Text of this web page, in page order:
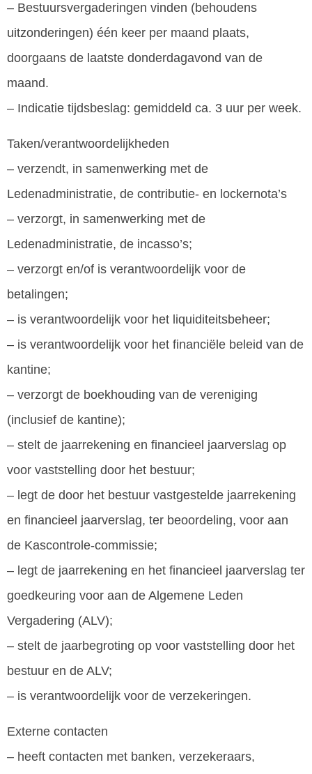
– Bestuursvergaderingen vinden (behoudens
uitzonderingen) één keer per maand plaats,
doorgaans de laatste donderdagavond van de
maand.
– Indicatie tijdsbeslag: gemiddeld ca. 3 uur per week.
Taken/verantwoordelijkheden
– verzendt, in samenwerking met de
Ledenadministratie, de contributie- en lockernota’s
– verzorgt, in samenwerking met de
Ledenadministratie, de incasso’s;
– verzorgt en/of is verantwoordelijk voor de
betalingen;
– is verantwoordelijk voor het liquiditeitsbeheer;
– is verantwoordelijk voor het financiële beleid van de
kantine;
– verzorgt de boekhouding van de vereniging
(inclusief de kantine);
– stelt de jaarrekening en financieel jaarverslag op
voor vaststelling door het bestuur;
– legt de door het bestuur vastgestelde jaarrekening
en financieel jaarverslag, ter beoordeling, voor aan
de Kascontrole-commissie;
– legt de jaarrekening en het financieel jaarverslag ter
goedkeuring voor aan de Algemene Leden
Vergadering (ALV);
– stelt de jaarbegroting op voor vaststelling door het
bestuur en de ALV;
– is verantwoordelijk voor de verzekeringen.
Externe contacten
– heeft contacten met banken, verzekeraars,